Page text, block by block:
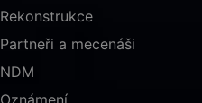
Rekonstrukce
Partneři a mecenáši
NDM